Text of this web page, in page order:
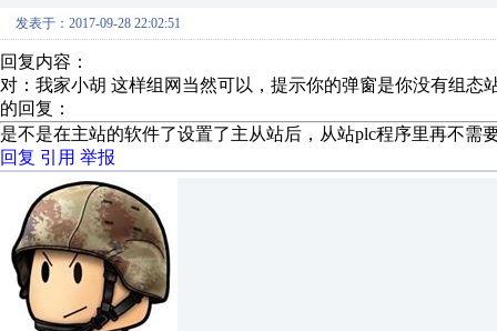
发表于：2017-09-28 22:02:51
回复内容：
对：我家小胡 这样组网当然可以，提示你的弹窗是你没有组
的回复：
是不是在主站的软件了设置了主从站后，从站plc程序里再不需
回复 引用 举报